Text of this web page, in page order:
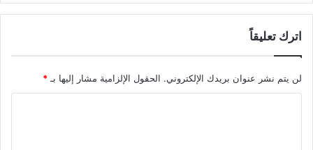
اترك تعليقاً
لن يتم نشر عنوان بريدك الإلكتروني. الحقول الإلزامية مشار إليها بـ*